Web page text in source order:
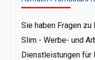
Sie haben Fragen
Slim - Werbe- und
Dienstleistungen für